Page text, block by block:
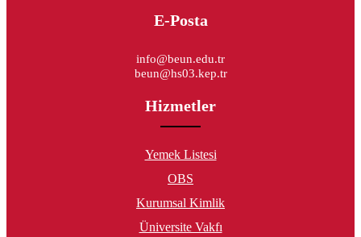
E-Posta
info@beun.edu.tr
beun@hs03.kep.tr
Hizmetler
Yemek Listesi
OBS
Kurumsal Kimlik
Üniversite Vakfı